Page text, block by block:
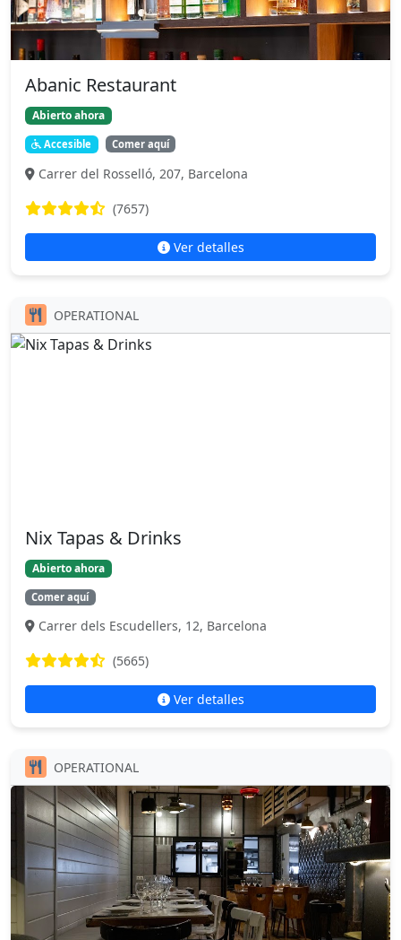
Abanic Restaurant
Abierto ahora
Accesible Comer aquí
Carrer del Rosselló, 207, Barcelona
(7657)
Ver detalles
OPERATIONAL
Nix Tapas & Drinks
Abierto ahora
Comer aquí
Carrer dels Escudellers, 12, Barcelona
(5665)
Ver detalles
OPERATIONAL